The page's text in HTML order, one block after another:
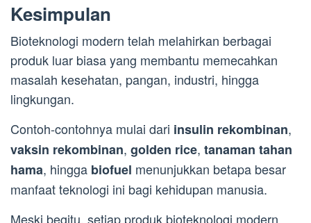
Kesimpulan
Bioteknologi modern telah melahirkan berbagai
produk luar biasa yang membantu memecahkan
masalah kesehatan, pangan, industri, hingga
lingkungan.
Contoh-contohnya mulai dari insulin rekombinan,
vaksin rekombinan, golden rice, tanaman tahan
hama, hingga biofuel menunjukkan betapa besar
manfaat teknologi ini bagi kehidupan manusia.
Meski begitu, setiap produk bioteknologi modern